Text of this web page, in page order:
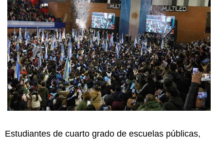
Estudiantes de cuarto grado de escuelas públicas,